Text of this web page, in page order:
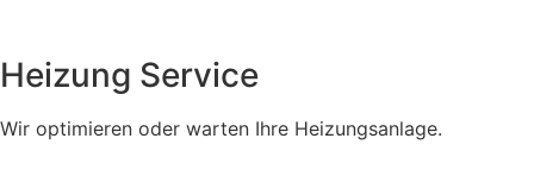
Heizung Service
Wir optimieren oder warten Ihre Heizungsanlage.